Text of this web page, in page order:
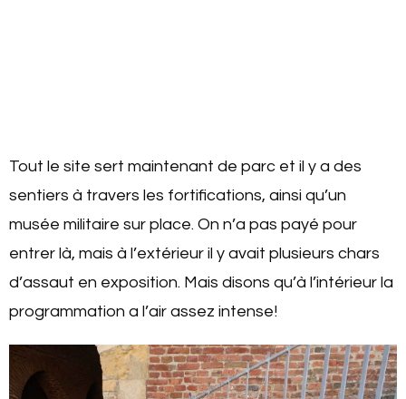
Tout le site sert maintenant de parc et il y a des
sentiers à travers les fortifications, ainsi qu’un
musée militaire sur place. On n’a pas payé pour
entrer là, mais à l’extérieur il y avait plusieurs chars
d’assaut en exposition. Mais disons qu’à l’intérieur la
programmation a l’air assez intense!